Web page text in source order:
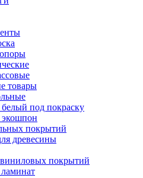
товары
под покраску
покрытий
древесины
покрытий